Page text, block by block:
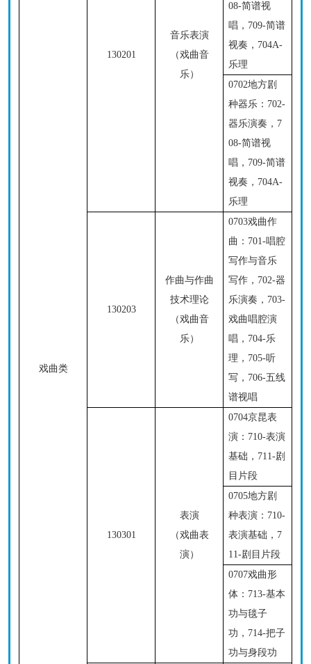
戏曲类
130201
音乐表演
（戏曲音
乐）
08-简谱视
唱，709-简谱
视奏，704A-
乐理
0702地方剧
种器乐： 702-
器乐演奏，7
08-简谱视
唱，709-简谱
视奏，704A-
乐理
130203
作曲与作曲
技术理论
（戏曲音
乐）
0703戏曲作
曲： 701-唱腔
写作与音乐
写作，702-器
乐演奏，703-
戏曲唱腔演
唱，704-乐
理，705-听
写，706-五线
谱视唱
130301
表演
（戏曲表
演）
0704京昆表
演： 710-表演
基础，711-剧
目片段
0705地方剧
种表演： 710-
表演基础，7
11-剧目片段
0707戏曲形
体： 713-基本
功与毯子
功，714-把子
功与身段功